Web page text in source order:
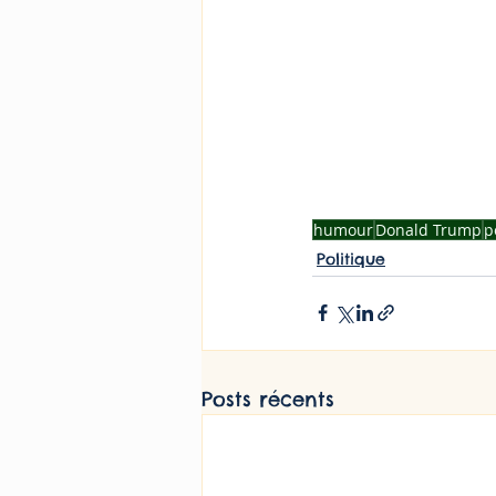
humourDonald Trump
Politique
Posts récents